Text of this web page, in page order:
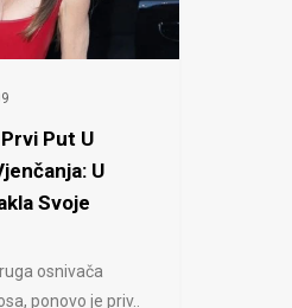
Put U
U
Svoje
osnivača
ponovo je priv..